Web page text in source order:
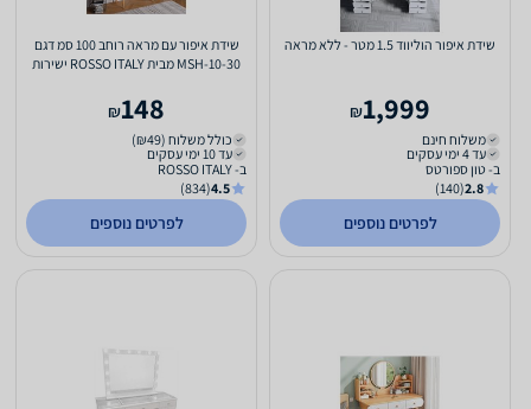
שידת איפור הוליווד 1.5 מטר - ללא מראה
1,999
₪
משלוח חינם
עד 4 ימי עסקים
ב- טון ספורטס
2.8
(140)
לפרטים נוספים
שידת איפור עם מראה רוחב 100 סמ דגם
MSH-10-30 מבית ROSSO ITALY ישירות
148
₪
כולל משלוח (₪49)
עד 10 ימי עסקים
ב- ROSSO ITALY
4.5
(834)
לפרטים נוספים